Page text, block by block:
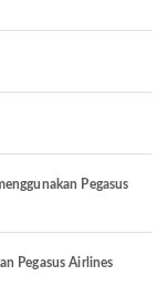
Pegasus
Pegasus Airlines